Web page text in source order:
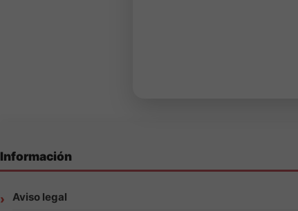
Información
Aviso legal